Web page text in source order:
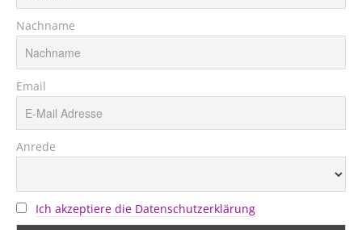
Nachname
Email
Anrede
Ich akzeptiere die Datenschutzerklärung